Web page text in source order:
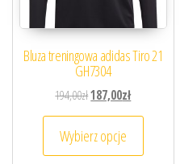
Bluza treningowa adidas Tiro 21
GH7304
194,00złPierwotna cena
187,00złAktualna
Wybierz opcje
Ten